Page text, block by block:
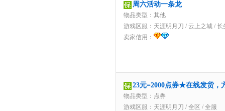
周六活动一条龙
物品类型：其他
游戏区服： 天涯明月刀 / 云上之城 / 长
卖家信用：
23元=2000点券★在线发货，
物品类型：点券
游戏区服： 天涯明月刀 / 全区 / 全服